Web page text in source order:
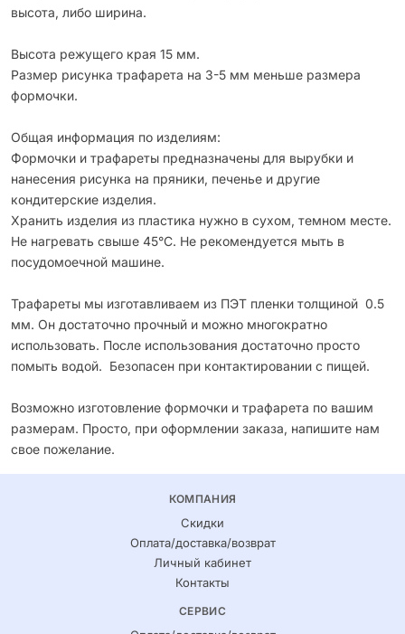
высота, либо ширина.
Высота режущего края 15 мм.
Размер рисунка трафарета на 3-5 мм меньше размера
формочки.
Общая информация по изделиям:
Формочки и трафареты предназначены для вырубки и
нанесения рисунка на пряники, печенье и другие
кондитерские изделия.
Хранить изделия из пластика нужно в сухом, темном месте.
Не нагревать свыше 45°С. Не рекомендуется мыть в
посудомоечной машине.
Трафареты мы изготавливаем из ПЭТ пленки толщиной 0.5
мм. Он достаточно прочный и можно многократно
использовать. После использования достаточно просто
помыть водой. Безопасен при контактировании с пищей.
Возможно изготовление формочки и трафарета по вашим
размерам. Просто, при оформлении заказа, напишите нам
свое пожелание.
КОМПАНИЯ
Скидки
Оплата/доставка/возврат
Личный кабинет
Контакты
СЕРВИС